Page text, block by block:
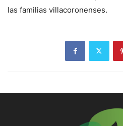
las familias villacoronenses.